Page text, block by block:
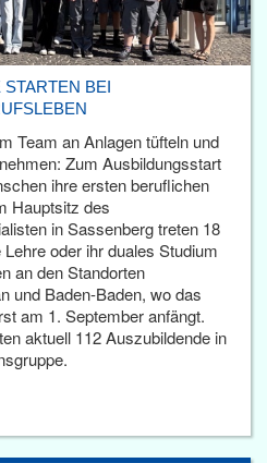
BEI
Team an Anlagen tüfteln und
Zum Ausbildungsstart
ihre ersten beruflichen
Hauptsitz des
in Sassenberg treten 18
oder ihr duales Studium
an den Standorten
und Baden-Baden, wo das
am 1. September anfängt.
aktuell 112 Auszubildende in